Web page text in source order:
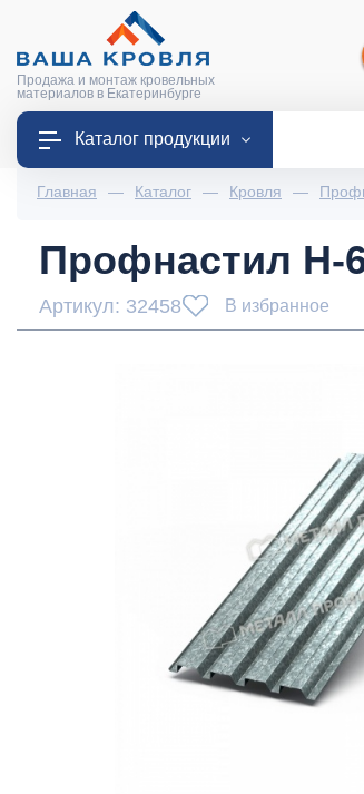
Продажа и монтаж кровельных
материалов в Екатеринбурге
Каталог продукции
Главная — Каталог — Кровля —
Профнастил Н-
Артикул: 32458 В избранное